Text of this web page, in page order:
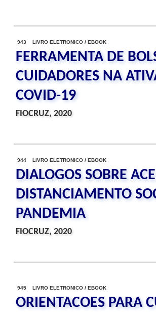
943 LIVRO ELETRONICO / EBOOK
FERRAMENTA DE
CUIDADORES NA
COVID-19
FIOCRUZ, 2020
944 LIVRO ELETRONICO / EBOOK
DIALOGOS SOBRE
DISTANCIAMENTO
PANDEMIA
FIOCRUZ, 2020
945 LIVRO ELETRONICO / EBOOK
ORIENTACOES PARA